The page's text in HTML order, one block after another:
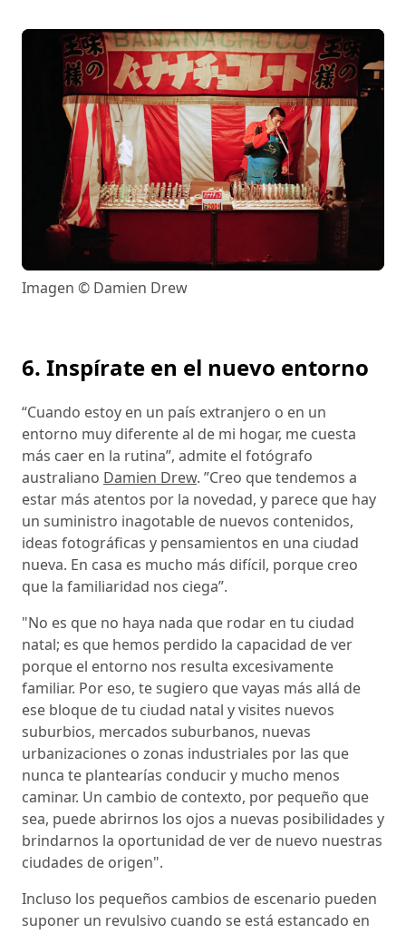
Imagen © Damien Drew
6. Inspírate en el nuevo entorno
“Cuando estoy en un país extranjero o en un
entorno muy diferente al de mi hogar, me cuesta
más caer en la rutina”, admite el fotógrafo
australiano Damien Drew. ”Creo que tendemos a
estar más atentos por la novedad, y parece que hay
un suministro inagotable de nuevos contenidos,
ideas fotográficas y pensamientos en una ciudad
nueva. En casa es mucho más difícil, porque creo
que la familiaridad nos ciega”.
"No es que no haya nada que rodar en tu ciudad
natal; es que hemos perdido la capacidad de ver
porque el entorno nos resulta excesivamente
familiar. Por eso, te sugiero que vayas más allá de
ese bloque de tu ciudad natal y visites nuevos
suburbios, mercados suburbanos, nuevas
urbanizaciones o zonas industriales por las que
nunca te plantearías conducir y mucho menos
caminar. Un cambio de contexto, por pequeño que
sea, puede abrirnos los ojos a nuevas posibilidades y
brindarnos la oportunidad de ver de nuevo nuestras
ciudades de origen".
Incluso los pequeños cambios de escenario pueden
suponer un revulsivo cuando se está estancado en